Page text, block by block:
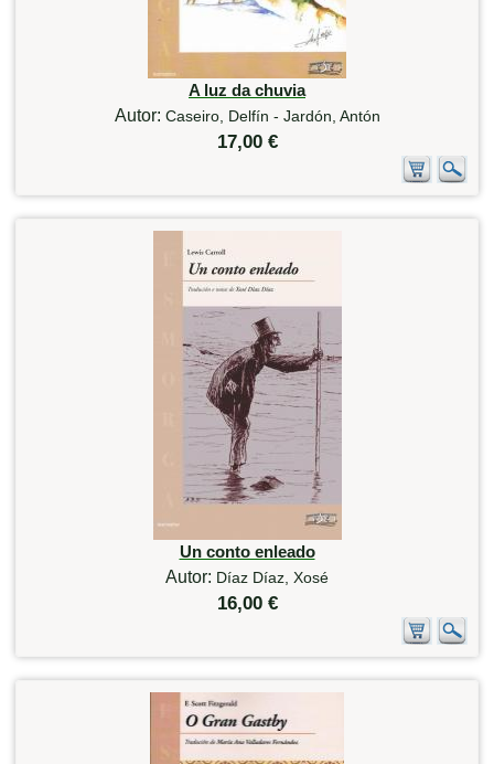
A luz da chuvia
Autor: Caseiro, Delfín - Jardón, Antón
17,00 €
Un conto enleado
Autor: Díaz Díaz, Xosé
16,00 €